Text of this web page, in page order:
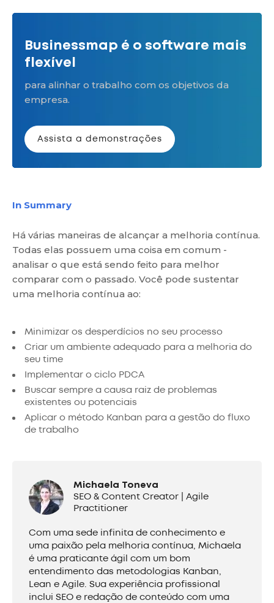
Businessmap é o software mais
flexível
para alinhar o trabalho com os objetivos da
empresa.
Assista a demonstrações
In Summary
Há várias maneiras de alcançar a melhoria contínua.
Todas elas possuem uma coisa em comum -
analisar o que está sendo feito para melhor
comparar com o passado. Você pode sustentar
uma melhoria contínua ao:
Minimizar os desperdícios no seu processo
Criar um ambiente adequado para a melhoria do
seu time
Implementar o ciclo PDCA
Buscar sempre a causa raiz de problemas
existentes ou potenciais
Aplicar o método Kanban para a gestão do fluxo
de trabalho
Michaela Toneva
SEO & Content Creator | Agile
Practitioner
Com uma sede infinita de conhecimento e
uma paixão pela melhoria contínua, Michaela
é uma praticante ágil com um bom
entendimento das metodologias Kanban,
Lean e Agile. Sua experiência profissional
inclui SEO e redação de conteúdo com uma